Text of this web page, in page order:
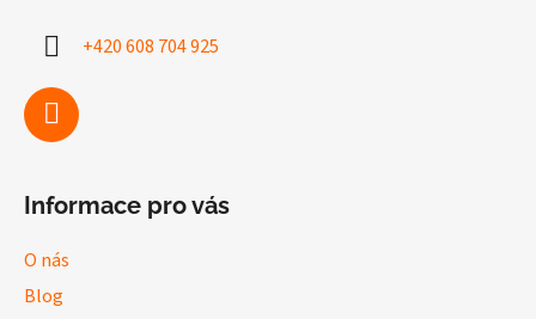
+420 608 704 925
Informace pro vás
O nás
Blog